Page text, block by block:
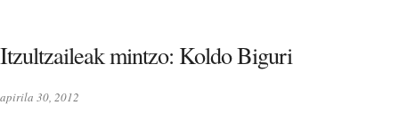
Itzultzaileak mintzo: Koldo Biguri
apirila 30, 2012